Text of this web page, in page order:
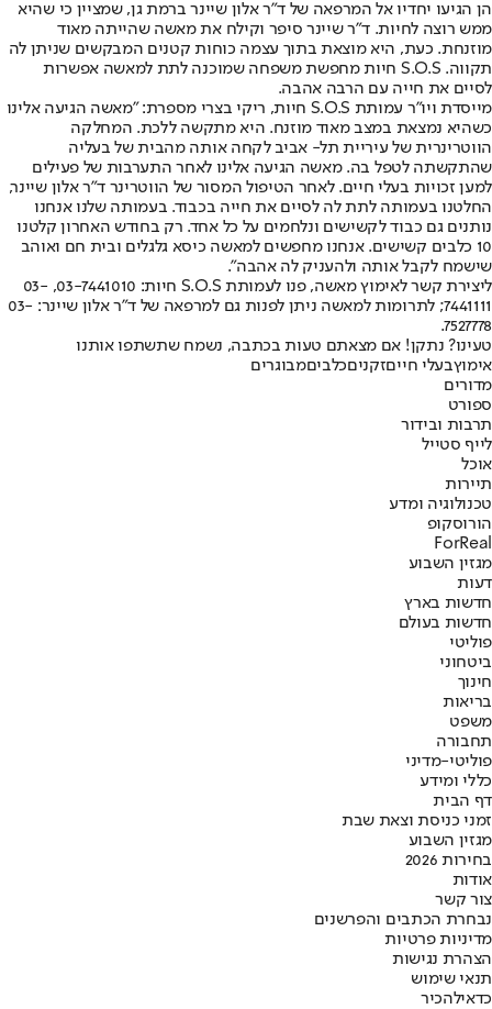
הן הגיעו יחדיו אל המרפאה של ד"ר אלון שיינר ברמת גן, שמציין כי שהיא
ממש רוצה לחיות. ד"ר שיינר סיפר וקילח את מאשה שהייתה מאוד
מוזנחת. כעת, היא מוצאת בתוך עצמה כוחות קטנים המבקשים שניתן לה
תקווה. S.O.S חיות מחפשת משפחה שמוכנה לתת למאשה אפשרות
לסיים את חייה עם הרבה אהבה.
מייסדת ויו"ר עמותת S.O.S חיות, ריקי בצרי מספרת: "מאשה הגיעה אלינו
כשהיא נמצאת במצב מאוד מוזנח. היא מתקשה ללכת. המחלקה
הווטרינרית של עיריית תל- אביב לקחה אותה מהבית של בעליה
שהתקשתה לטפל בה. מאשה הגיעה אלינו לאחר התערבות של פעילים
למען זכויות בעלי חיים. לאחר הטיפול המסור של הווטרינר ד"ר אלון שיינר,
החלטנו בעמותה לתת לה לסיים את חייה בכבוד. בעמותה שלנו אנחנו
נותנים גם כבוד לקשישים ונלחמים על כל אחד. רק בחודש האחרון קלטנו
10 כלבים קשישים. אנחנו מחפשים למאשה כיסא גלגלים ובית חם ואוהב
שישמח לקבל אותה ולהעניק לה אהבה".
ליצירת קשר לאימוץ מאשה, פנו לעמותת S.O.S חיות: 03-7441010, 03-
7441111; לתרומות למאשה ניתן לפנות גם למרפאה של ד"ר אלון שיינר: 03-
7527778.
טעינו? נתקן! אם מצאתם טעות בכתבה, נשמח שתשתפו אותנו
אימוץבעלי חייםזקניםכלביםמבוגרים
מדורים
ספורט
תרבות ובידור
לייף סטייל
אוכל
תיירות
טכנולוגיה ומדע
הורוסקופ
ForReal
מגזין השבוע
דעות
חדשות בארץ
חדשות בעולם
פוליטי
ביטחוני
חינוך
בריאות
משפט
תחבורה
פוליטי-מדיני
כללי ומידע
דף הבית
זמני כניסת וצאת שבת
מגזין השבוע
בחירות 2026
אודות
צור קשר
נבחרת הכתבים והפרשנים
מדיניות פרטיות
הצהרת נגישות
תנאי שימוש
כדאילהכיר